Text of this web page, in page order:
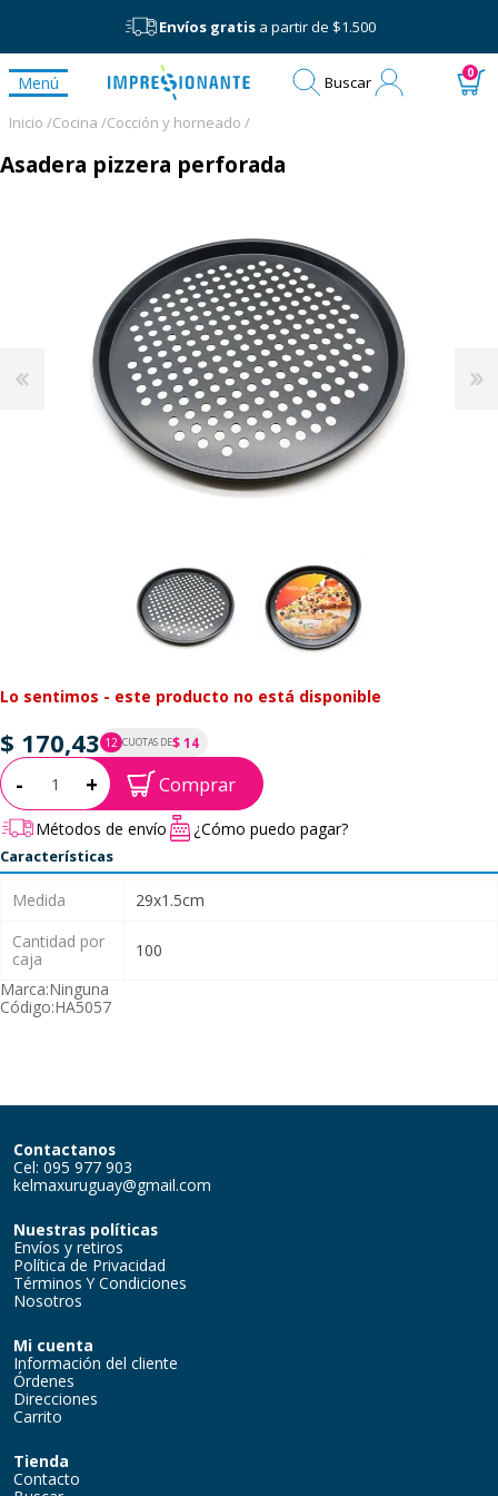
Envíos gratisa partir de $1.500
Menú Buscar 0
Inicio /Cocina /Cocción y horneado /
Asadera pizzera perforada
Lo sentimos - este producto no está disponible
$ 170,43 12 CUOTAS DE$ 14
P.T.F. $ 170
Cantidad:
- + Comprar
Métodos de envío ¿Cómo puedo pagar?
Características
Medida
29x1.5cm
Cantidad por
caja
100
Marca:Ninguna
Código:HA5057
Contactanos
Cel: 095 977 903
kelmaxuruguay@gmail.com
Nuestras políticas
Envíos y retiros
Política de Privacidad
Términos Y Condiciones
Nosotros
Mi cuenta
Información del cliente
Órdenes
Direcciones
Carrito
Tienda
Contacto